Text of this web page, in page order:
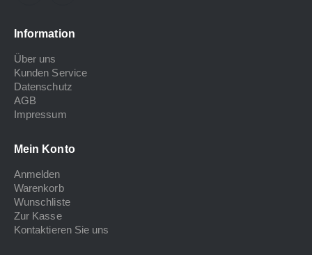
Information
Über uns
Kunden Service
Datenschutz
AGB
Impressum
Mein Konto
Anmelden
Warenkorb
Wunschliste
Zur Kasse
Kontaktieren Sie uns